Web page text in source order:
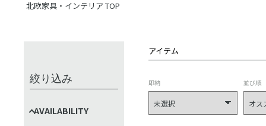
北欧家具・インテリア TOP
絞り込み
AVAILABILITY
アイテム
即納 並び順